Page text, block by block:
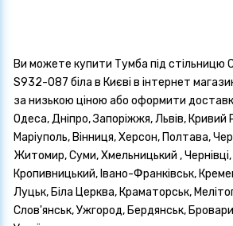
Ви можете купити Тумба під стільницю
S932-087 біла в Києві в інтернет
за низькою ціною або оформити доставку
Одеса, Дніпро, Запоріжжя, Львів, Кривий
Маріуполь, Вінниця, Херсон, Полтава,
Житомир, Суми, Хмельницький , Чернівці,
Кропивницький, Івано-Франківськ,
Луцьк, Біла Церква, Краматорськ,
Слов'янськ, Ужгород, Бердянськ, Бровари